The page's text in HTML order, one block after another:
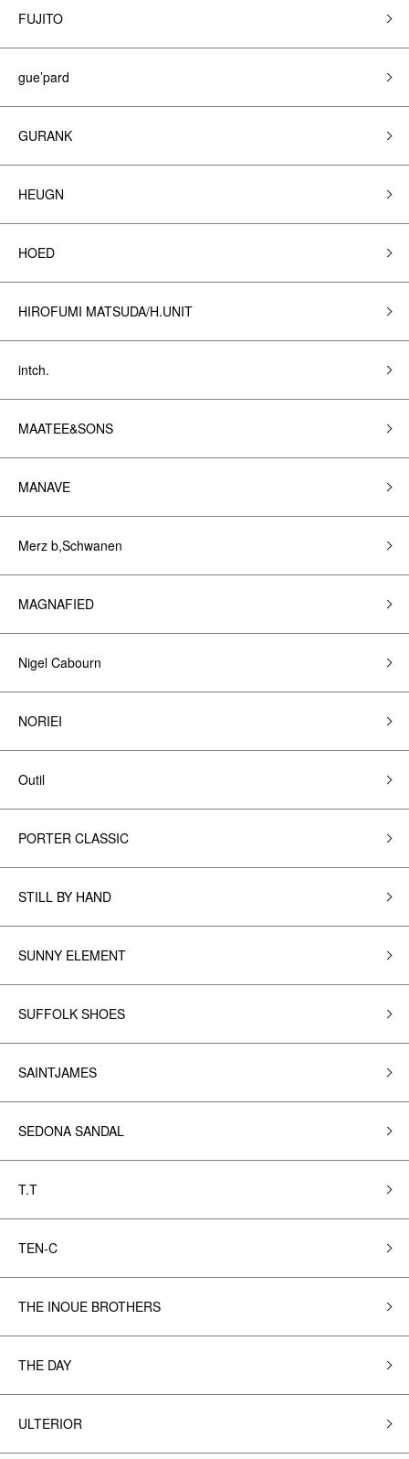
FUJITO
gue’pard
GURANK
HEUGN
HOED
HIROFUMI MATSUDA/H.UNIT
intch.
MAATEE&SONS
MANAVE
Merz b,Schwanen
MAGNAFIED
Nigel Cabourn
NORIEI
Outil
PORTER CLASSIC
STILL BY HAND
SUNNY ELEMENT
SUFFOLK SHOES
SAINTJAMES
SEDONA SANDAL
T.T
TEN-C
THE INOUE BROTHERS
THE DAY
ULTERIOR